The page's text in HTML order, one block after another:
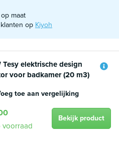
maat
op Kiyoh
Tesy elektrische design
voor badkamer (20 m3)
toe aan vergelijking
Bekijk product